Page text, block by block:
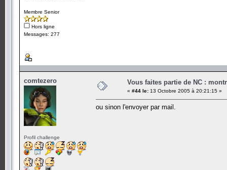
Membre Senior
Hors ligne
Messages: 277
comtezero
Profil challenge
Vous faites partie de NC :
« #44 le: 13 Octobre 2005 à 20:21:15 »
ou sinon l'envoyer par mail.